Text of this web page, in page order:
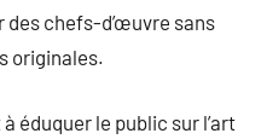
des chefs-d’œuvre sans
originales.
éduquer le public sur l’art